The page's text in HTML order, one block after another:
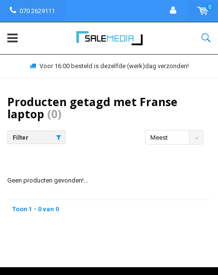
070 2629111
0
Voor 16:00 besteld is dezelfde (werk)dag verzonden!
Producten getagd met Franse
laptop (0)
Filter
Meest
Geen producten gevonden!...
Toon 1 - 0 van 0